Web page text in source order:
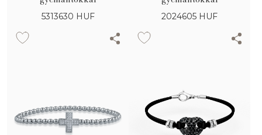
5313630 HUF 2024605 HUF